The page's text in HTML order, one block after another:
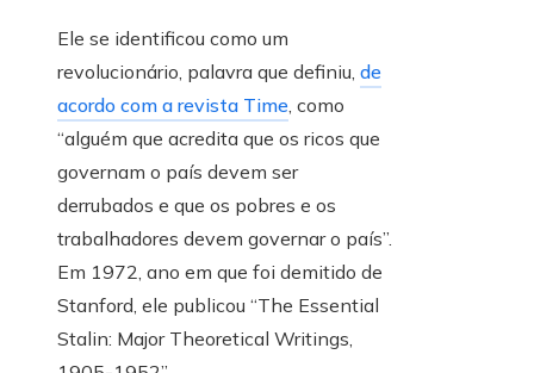
Ele se identificou como um
revolucionário, palavra que definiu, de
acordo com a revista Time, como
“alguém que acredita que os ricos que
governam o país devem ser
derrubados e que os pobres e os
trabalhadores devem governar o país”.
Em 1972, ano em que foi demitido de
Stanford, ele publicou “The Essential
Stalin: Major Theoretical Writings,